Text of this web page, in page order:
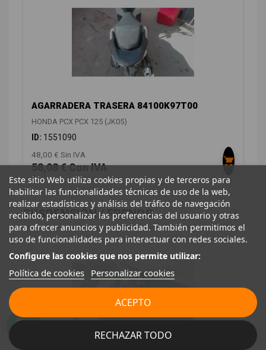
AGARRADERA TRASERA 84100K97T00
HONDA PCX PCX 125 (JK05)
ID: 1551090
48,00 € Sin IVA
58,08 € Con IVA
SUSPENSIÓN / FRENOS 4
Este sitio Web utiliza cookies propias y de terceros para
habilitar las funcionalidades técnicas de uso de la web,
realizar estadísticas y análisis del tráfico de navegación
recibido, personalizar las preferencias del usuario y otras
para ofrecer anuncios y publicidad. También permitimos el
uso de funcionalidades para interactuar con redes sociales.
Configure las cookies que nos permite utilizar:
Política de cookies Personalizar cookies
RECHAZAR TODO
ACEPTO